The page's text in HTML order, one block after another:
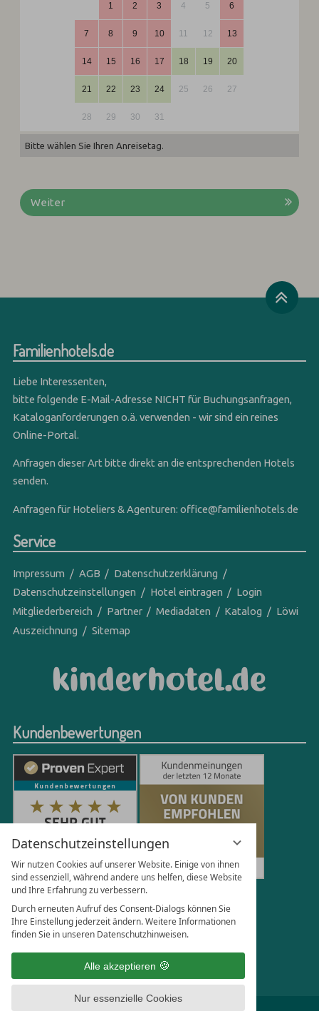
Datenschutzeinstellungen
Wir nutzen Cookies auf unserer Website. Einige von ihnen
sind essenziell, während andere uns helfen, diese Website
und Ihre Erfahrung zu verbessern.
Durch erneuten Aufruf des Consent-Dialogs können Sie
Ihre Einstellung jederzeit ändern. Weitere Informationen
finden Sie in unseren Datenschutzhinweisen.
Alle akzeptieren
Nur essenzielle Cookies
1 2 3 4 5 6
7 8 9 10 11 12 13
14 15 16 17 18 19 20
21 22 23 24 25 26 27
28 29 30 31
Bitte wählen Sie Ihren Anreisetag.
Weiter
Familienhotels.de
Liebe Interessenten,
bitte folgende E-Mail-Adresse NICHT für Buchungsanfragen,
Kataloganforderungen o.ä. verwenden - wir sind ein reines
Online-Portal.
Anfragen dieser Art bitte direkt an die entsprechenden Hotels
senden.
Anfragen für Hoteliers & Agenturen:office@familienhotels.de
Service
Impressum AGB
Datenschutzerklärung
Datenschutzeinstellungen
Hotel eintragen
Login
Mitgliederbereich
Partner Mediadaten Katalog
Löwi
Auszeichnung
Sitemap
Kundenbewertungen